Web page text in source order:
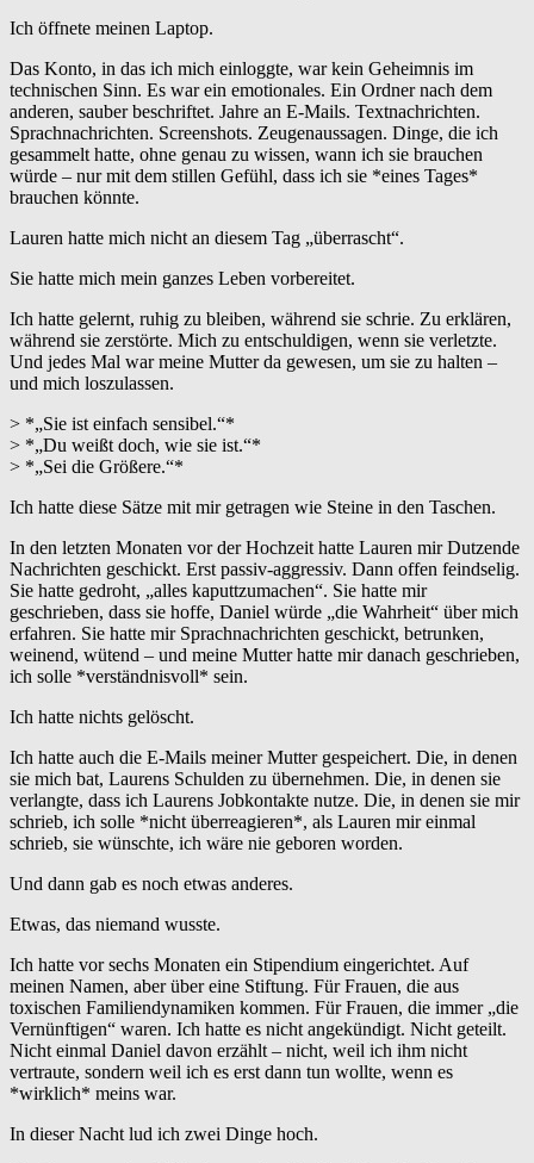
Ich öffnete meinen Laptop.
Das Konto, in das ich mich einloggte, war kein Geheimnis im
technischen Sinn. Es war ein emotionales. Ein Ordner nach dem
anderen, sauber beschriftet. Jahre an E-Mails. Textnachrichten.
Sprachnachrichten. Screenshots. Zeugenaussagen. Dinge, die ich
gesammelt hatte, ohne genau zu wissen, wann ich sie brauchen
würde – nur mit dem stillen Gefühl, dass ich sie *eines Tages*
brauchen könnte.
Lauren hatte mich nicht an diesem Tag „überrascht“.
Sie hatte mich mein ganzes Leben vorbereitet.
Ich hatte gelernt, ruhig zu bleiben, während sie schrie. Zu erklären,
während sie zerstörte. Mich zu entschuldigen, wenn sie verletzte.
Und jedes Mal war meine Mutter da gewesen, um sie zu halten –
und mich loszulassen.
> *„Sie ist einfach sensibel.“*
> *„Du weißt doch, wie sie ist.“*
> *„Sei die Größere.“*
Ich hatte diese Sätze mit mir getragen wie Steine in den Taschen.
In den letzten Monaten vor der Hochzeit hatte Lauren mir Dutzende
Nachrichten geschickt. Erst passiv-aggressiv. Dann offen feindselig.
Sie hatte gedroht, „alles kaputtzumachen“. Sie hatte mir
geschrieben, dass sie hoffe, Daniel würde „die Wahrheit“ über mich
erfahren. Sie hatte mir Sprachnachrichten geschickt, betrunken,
weinend, wütend – und meine Mutter hatte mir danach geschrieben,
ich solle *verständnisvoll* sein.
Ich hatte nichts gelöscht.
Ich hatte auch die E-Mails meiner Mutter gespeichert. Die, in denen
sie mich bat, Laurens Schulden zu übernehmen. Die, in denen sie
verlangte, dass ich Laurens Jobkontakte nutze. Die, in denen sie mir
schrieb, ich solle *nicht überreagieren*, als Lauren mir einmal
schrieb, sie wünschte, ich wäre nie geboren worden.
Und dann gab es noch etwas anderes.
Etwas, das niemand wusste.
Ich hatte vor sechs Monaten ein Stipendium eingerichtet. Auf
meinen Namen, aber über eine Stiftung. Für Frauen, die aus
toxischen Familiendynamiken kommen. Für Frauen, die immer „die
Vernünftigen“ waren. Ich hatte es nicht angekündigt. Nicht geteilt.
Nicht einmal Daniel davon erzählt – nicht, weil ich ihm nicht
vertraute, sondern weil ich es erst dann tun wollte, wenn es
*wirklich* meins war.
In dieser Nacht lud ich zwei Dinge hoch.